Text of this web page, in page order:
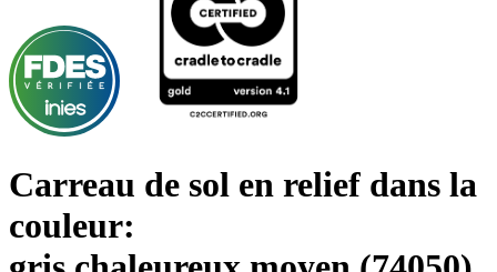
Carreau de sol en relief dans la
couleur: